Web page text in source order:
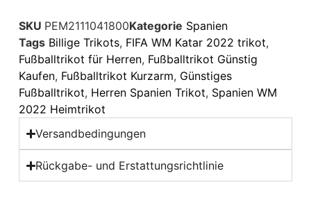
SKU PEM2111041800Kategorie Spanien
Tags Billige Trikots, FIFA WM Katar 2022 trikot,
Fußballtrikot für Herren, Fußballtrikot Günstig
Kaufen, Fußballtrikot Kurzarm, Günstiges
Fußballtrikot, Herren Spanien Trikot, Spanien WM
2022 Heimtrikot
Versandbedingungen
Rückgabe- und Erstattungsrichtlinie